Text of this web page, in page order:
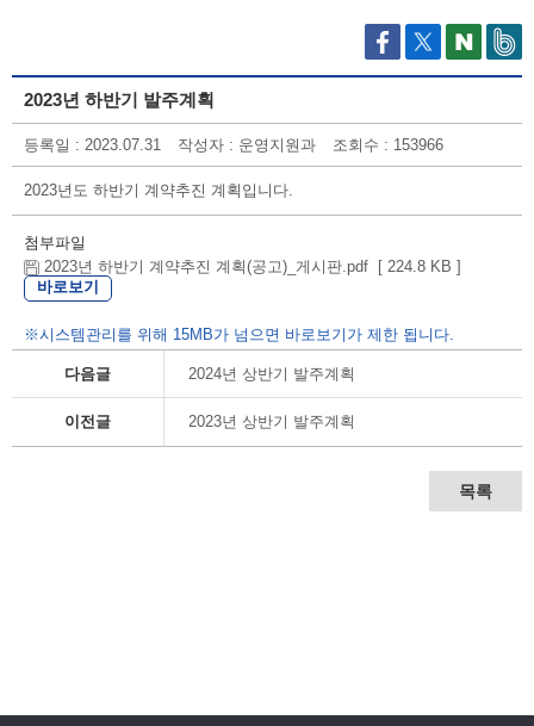
2023년 하반기 발주계획
등록일 : 2023.07.31 작성자 : 운영지원과 조회수 : 153966
2023년도 하반기 계약추진 계획입니다.
첨부파일
2023년 하반기 계약추진 계획(공고)_게시판.pdf [ 224.8 KB ]
바로보기
※시스템관리를 위해 15MB가 넘으면 바로보기가 제한 됩니다.
다음글 2024년 상반기 발주계획
이전글 2023년 상반기 발주계획
목록